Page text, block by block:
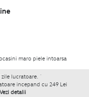
maro piele intoarsa
zile lucratoare. `
incepand cu 249 Lei
Vezi detalii